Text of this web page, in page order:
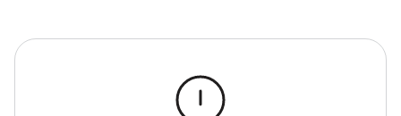
Jeans
Moda esportiva